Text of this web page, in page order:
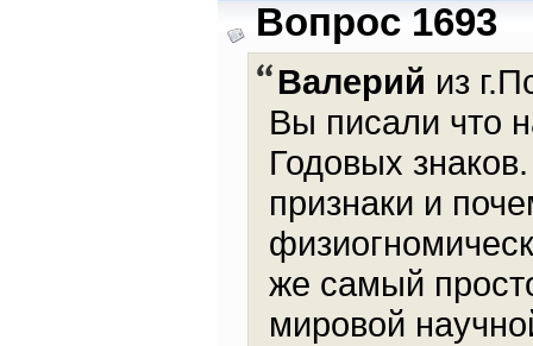
Вопрос 1693
Валерий из
Вы писали что
Годовых
признаки и
же самый
мировой